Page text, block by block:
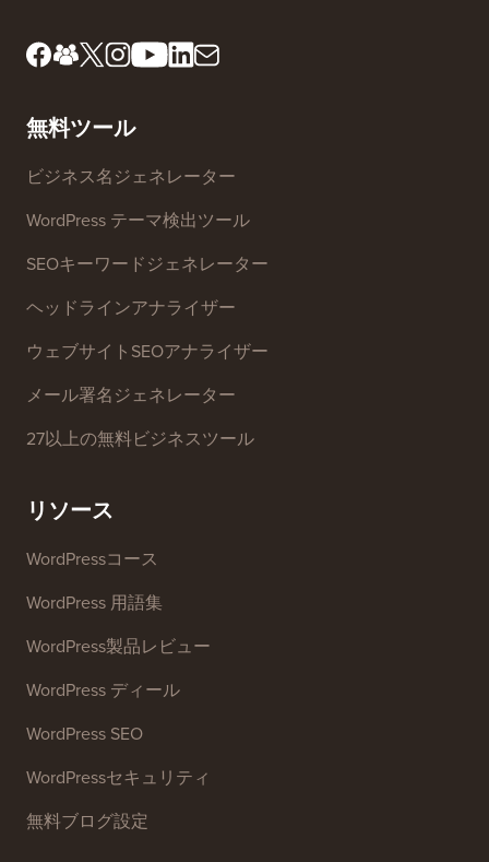
無料ツール
ビジネス名ジェネレーター
WordPress テーマ検出ツール
SEOキーワードジェネレーター
ヘッドラインアナライザー
ウェブサイトSEOアナライザー
メール署名ジェネレーター
27以上の無料ビジネスツール
リソース
WordPressコース
WordPress 用語集
WordPress製品レビュー
WordPress ディール
WordPress SEO
WordPressセキュリティ
無料ブログ設定